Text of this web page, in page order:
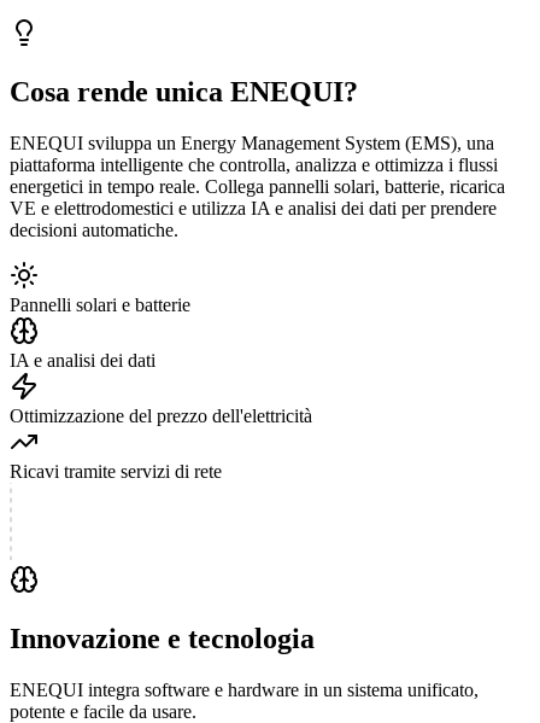
Cosa rende unica ENEQUI?
ENEQUI sviluppa un Energy Management System (EMS), una
piattaforma intelligente che controlla, analizza e ottimizza i flussi
energetici in tempo reale. Collega pannelli solari, batterie, ricarica
VE e elettrodomestici e utilizza IA e analisi dei dati per prendere
decisioni automatiche.
Pannelli solari e batterie
IA e analisi dei dati
Ottimizzazione del prezzo dell'elettricità
Ricavi tramite servizi di rete
Innovazione e tecnologia
ENEQUI integra software e hardware in un sistema unificato,
potente e facile da usare.